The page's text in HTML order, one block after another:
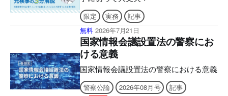
限定 実務
記事
無料 2026年7月21日
国家情報会議設置法の警察にお
ける意義
国家情報会議設置法の警察における意義
警察公論 2026年08月号
記事